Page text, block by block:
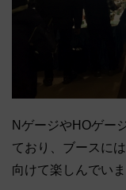
NゲージやHOゲー
ており、ブースに
向けて楽しんでいま